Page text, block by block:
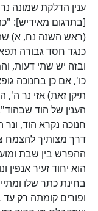
[בתרגום מאידיש]:
(ראש השנה נח, א)
כנגד חסד גבורה
ובזה יש שתי דעות,
כו', אם כן בחנוכה
תיקן זאת) אזי נר
הענין של הוד
חנוכה נקרא הוד,
דרך מצותיך להצמח
ההפרש בין שבת
הוא יחוד זעיר אנפין
בחינת כתר שלו
ופורים קומתה רק